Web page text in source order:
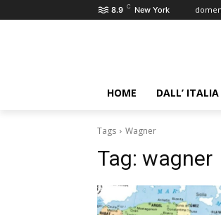
8.9 C New York
HOME DALL’ ITALIA
Tags Wagner
Tag: wagner